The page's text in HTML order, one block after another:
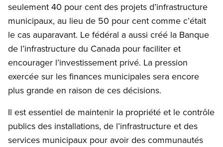
seulement 40 pour cent des projets d’infrastructure
municipaux, au lieu de 50 pour cent comme c’était
le cas auparavant. Le fédéral a aussi créé la Banque
de l’infrastructure du Canada pour faciliter et
encourager l’investissement privé. La pression
exercée sur les finances municipales sera encore
plus grande en raison de ces décisions.
Il est essentiel de maintenir la propriété et le contrôle
publics des installations, de l’infrastructure et des
services municipaux pour avoir des communautés